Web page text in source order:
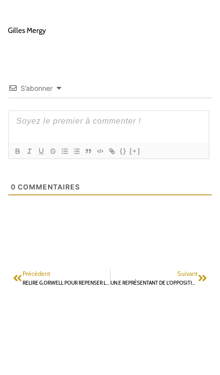
Gilles Mergy
S’abonner
{} [+]
0 COMMENTAIRES
Précédent
RELIRE G.ORWELL POUR REPENSER LE COMBAT POLITIQUE À FONTENAY-AUX-ROSES
Suivant
UN.E REPRÉSENTANT DE L’OPPOSITION À LA COMMISSION D’ATTRIBUTION DES PLACES EN CRÈCHE : UNE INITIATIVE POSITIVE DE LA MAJORITÉ MUNICIPALE